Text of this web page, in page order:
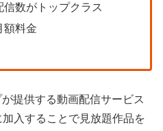
数がトップクラス
額料金
提供する動画配信サービス
入することで見放題作品を